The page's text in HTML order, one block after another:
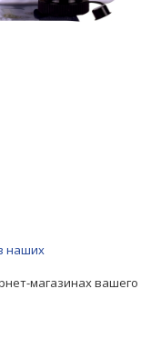
наших
магазинах вашего